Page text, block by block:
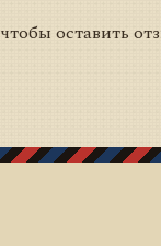
чтобы оставить